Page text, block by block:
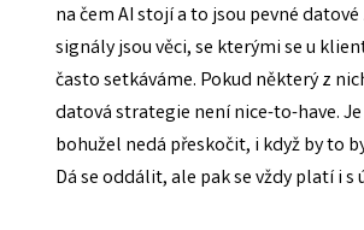
na čem AI stojí a to jsou pevné
signály jsou věci, se kterými se u
často setkáváme. Pokud některý z
datová strategie není nice-to-have.
bohužel nedá přeskočit, i když by to
Dá se oddálit, ale pak se vždy platí i s